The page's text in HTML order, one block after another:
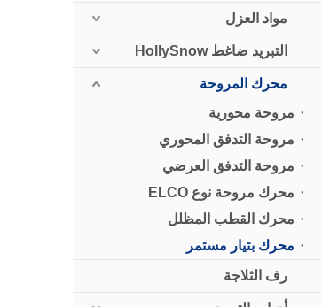
مواد العزل
التبريد ضاغط HollySnow
محرك المروحة
مروحة محورية
مروحة التدفق المحوري
مروحة التدفق العرضي
محرك مروحة نوع ELCO
محرك القطب المظلل
محرك بتيار مستمر
رف الثلاجة